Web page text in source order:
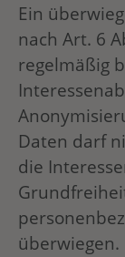
Ein
nach Art. 6
regelmäßig
Daten darf
die
überwiegen.